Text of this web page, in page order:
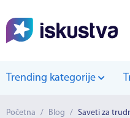
Trending kategorije
Početna / Blog / Saveti za